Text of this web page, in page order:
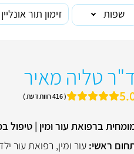
שפות זימון תור אונליין
ד"ר טליה מאיר
( 416 חוות דעת )
ברפואת עור ומין | טיפול
ראשי: עור ומין, רפואת עור